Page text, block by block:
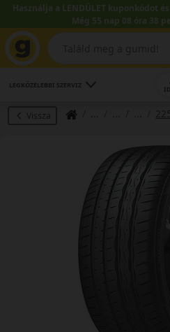
Használja a LENDÜLET kuponkódot
Még 55 nap 08 óra 38
LEGKÖZELEBBI SZERVIZ
Vissza